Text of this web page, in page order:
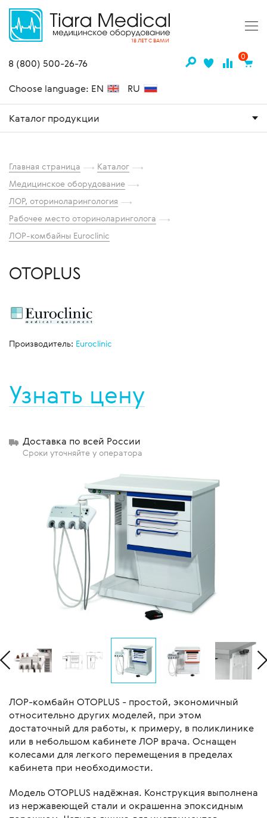
18 ЛЕТ С ВАМИ
8 (800) 500-26-76
0
Choose language: EN RU
Каталог продукции
Главная страница
Каталог
Медицинское оборудование
ЛОР, оториноларингология
Рабочее место оториноларинголога
ЛОР-комбайны Euroclinic
OTOPLUS
ЛОР-комбайн OTOPLUS - простой, экономичный
относительно других моделей, при этом
достаточный для работы, к примеру, в поликлинике
или в небольшом кабинете ЛОР врача. Оснащен
колесами для легкого перемещения в пределах
кабинета при необходимости.
Модель OTOPLUS надёжная. Конструкция выполнена
из нержавеющей стали и окрашенна эпоксидным
Производитель: Euroclinic
Узнать цену
Доставка по всей России
Сроки уточняйте у оператора